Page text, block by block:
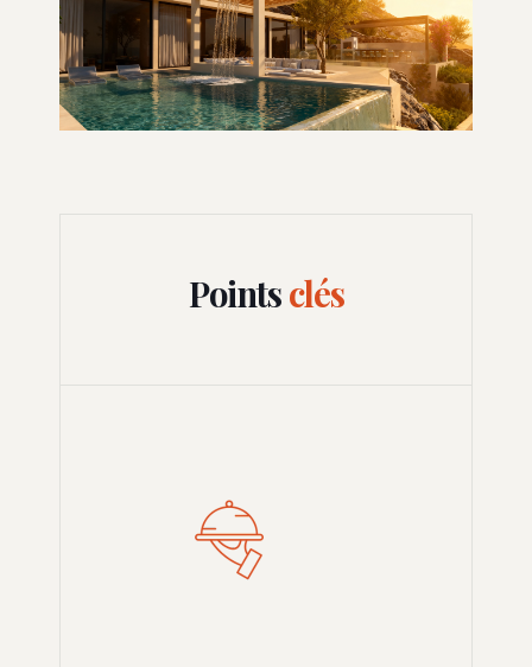
Pointsclés